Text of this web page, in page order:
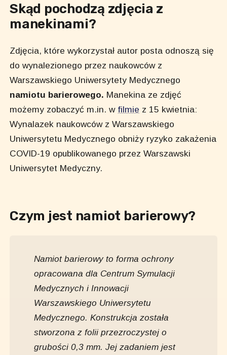
Skąd pochodzą zdjęcia z
manekinami?
Zdjęcia, które wykorzystał autor posta odnoszą się
do wynalezionego przez naukowców z
Warszawskiego Uniwersytety Medycznego
namiotu barierowego. Manekina ze zdjęć
możemy zobaczyć m.in. w filmie z 15 kwietnia:
Wynalazek naukowców z Warszawskiego
Uniwersytetu Medycznego obniży ryzyko zakażenia
COVID-19 opublikowanego przez Warszawski
Uniwersytet Medyczny.
Czym jest namiot barierowy?
Namiot barierowy to forma ochrony
opracowana dla Centrum Symulacji
Medycznych i Innowacji
Warszawskiego Uniwersytetu
Medycznego. Konstrukcja została
stworzona z folii przezroczystej o
grubości 0,3 mm. Jej zadaniem jest